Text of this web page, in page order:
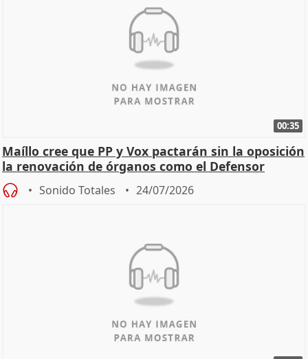
00:35
Maíllo cree que PP y Vox pactarán sin la oposición
la renovación de órganos como el Defensor
Sonido Totales 24/07/2026